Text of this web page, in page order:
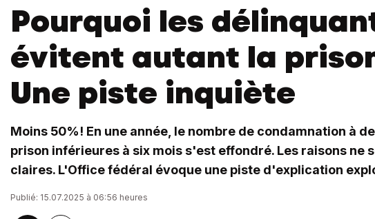
Pourquoi les
évitent autant la
Une piste inquiète
Moins 50%! En une année, le nombre de condamnation à
prison inférieures à six mois s'est effondré. Les raisons ne
claires. L'Office fédéral évoque une piste d'explication
Publié: 15.07.2025 à 06:56 heures